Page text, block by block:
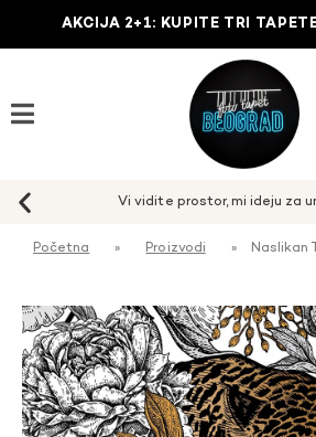
AKCIJA 2+1: KUPITE TRI
Početna » Proizvodi » Naslikan